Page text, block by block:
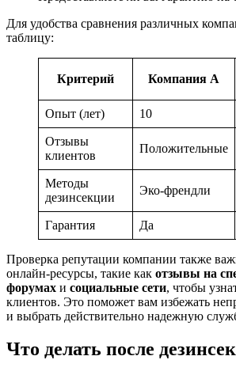
Для удобства сравнения различных
таблицу:
Критерий Компания А
Опыт (лет) 10
Отзывы
клиентов
Положительные
Методы
дезинсекции
Эко-френдли
Гарантия Да
Проверка репутации компании также
онлайн-ресурсы, такие как отзывы на
форумах и социальные сети, чтобы
клиентов. Это поможет вам избежать
и выбрать действительно надежную
Что делать после